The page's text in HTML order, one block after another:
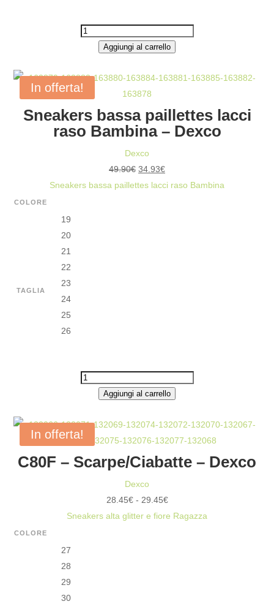
SNEAKERS
LACCI
RASO
RAGAZZA
Aggiungi al carrello
In offerta!
Sneakers bassa paillettes lacci
raso Bambina – Dexco
Dexco
49.90€ Il
prezzo
34.93€Il
prezzo
Sneakers bassa paillettes lacci raso Bambina
COLORE
TAGLIA
19
20
21
22
23
24
25
26
SNEAKERS
BASSA
LACCI
RASO
BAMBINA
QUANTITÀ
Aggiungi al carrello
In offerta!
C80F – Scarpe/Ciabatte – Dexco
Dexco
28.45€ - 29.45€Fascia
di
Sneakers alta glitter e fiore Ragazza
COLORE
27
28
29
30